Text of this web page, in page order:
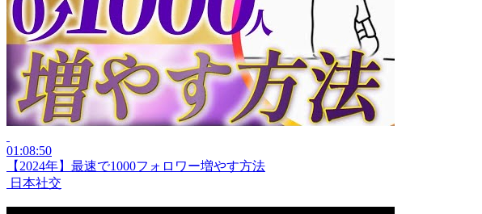
01:08:50
【2024年】最速で1000フォロワー増やす方法
日本社交